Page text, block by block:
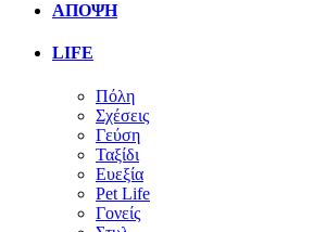
ΑΠΟΨΗ
LIFE
Πόλη
Σχέσεις
Γεύση
Ταξίδι
Ευεξία
Pet Life
Γονείς